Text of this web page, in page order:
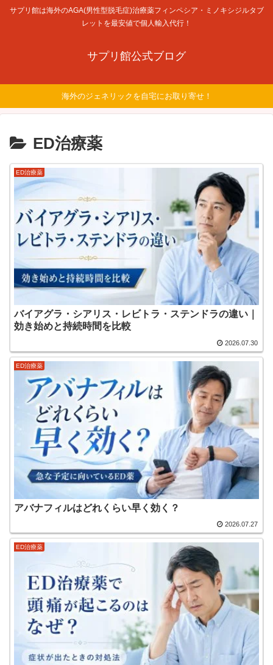
サプリ館は海外のAGA(男性型脱毛症)治療薬フィンペシア・ミノキシジルタブ
レットを最安値で個人輸入代行！
サプリ館公式ブログ
海外のジェネリックを自宅にお取り寄せ！
ED治療薬
ED治療薬
バイアグラ・シアリス・レビトラ・ステンドラの違い｜
効き始めと持続時間を比較
2026.07.30
ED治療薬
アバナフィルはどれくらい早く効く？
2026.07.27
ED治療薬